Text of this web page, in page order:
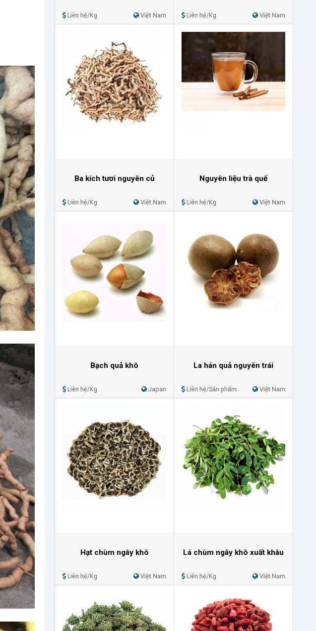
Liên hệ/Kg Việt Nam Liên hệ/Kg Việt Nam
Ba kích tươi nguyên củ
Liên hệ/Kg Việt Nam
Nguyên liệu trà quế
Liên hệ/Kg Việt Nam
Bạch quả khô
Liên hệ/Kg Japan
La hán quả nguyên trái
Liên hệ/Sản phẩm Việt Nam
Hạt chùm ngây khô
Liên hệ/Kg Việt Nam
Lá chùm ngây khô xuất khâu
Liên hệ/Kg Việt Nam